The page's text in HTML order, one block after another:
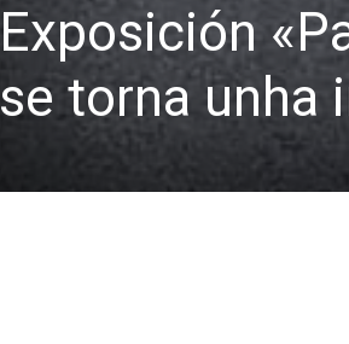
Exposición
se torna unha